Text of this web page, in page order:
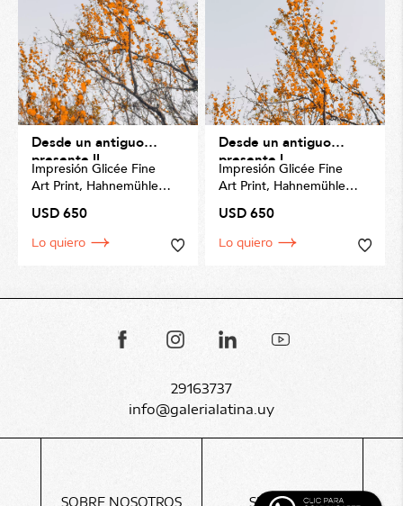
Desde un antiguo
presente II
Impresión Glicée Fine
Art Print, Hahnemühle
Tamaño 70 x 50cm
USD 650
Lo quiero
Desde un antiguo
presente I
Impresión Glicée Fine
Art Print, Hahnemühle
Tamaño 70 x 50cm
USD 650
Lo quiero
29163737
info@galerialatina.uy
SOBRE NOSOTROS SERVICIOS